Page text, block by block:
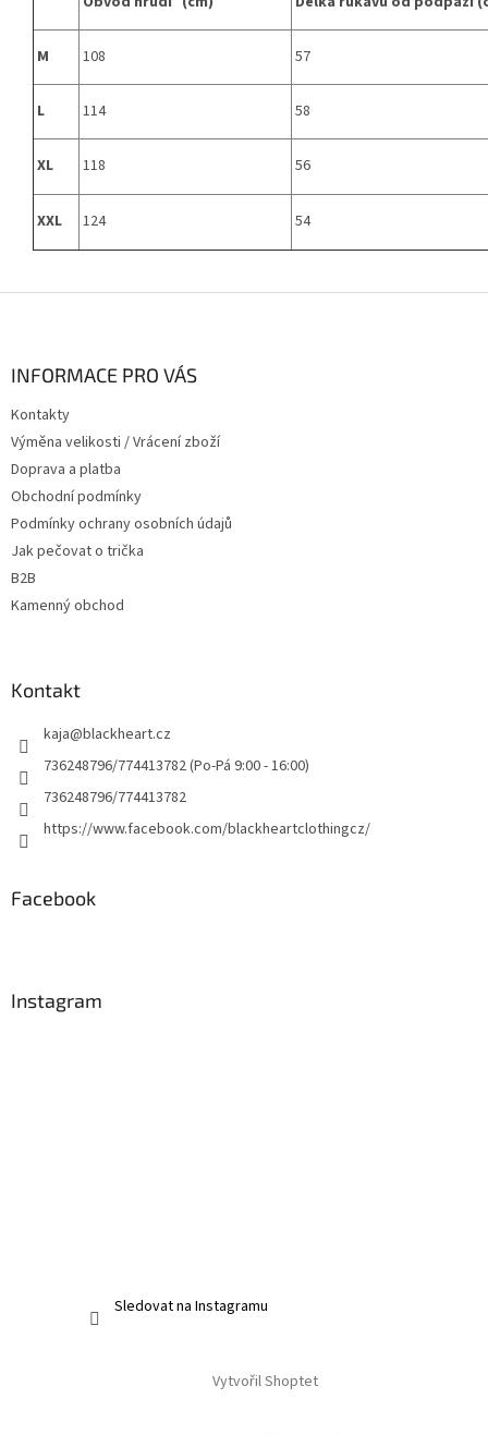
M 108 57
L 114 58
XL 118 56
XXL 124 54
INFORMACE PRO VÁS
Kontakty
Výměna velikosti / Vrácení zboží
Doprava a platba
Obchodní podmínky
Podmínky ochrany osobních údajů
Jak pečovat o trička
B2B
Kamenný obchod
Kontakt
kaja@blackheart.cz
736248796/774413782 (Po-Pá 9:00 - 16:00)
736248796/774413782
https://www.facebook.com/blackheartclothingcz/
Facebook
Instagram
Sledovat na Instagramu
Vytvořil Shoptet